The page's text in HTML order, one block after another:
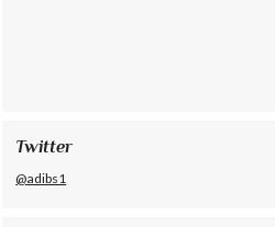
Twitter
@adibs1